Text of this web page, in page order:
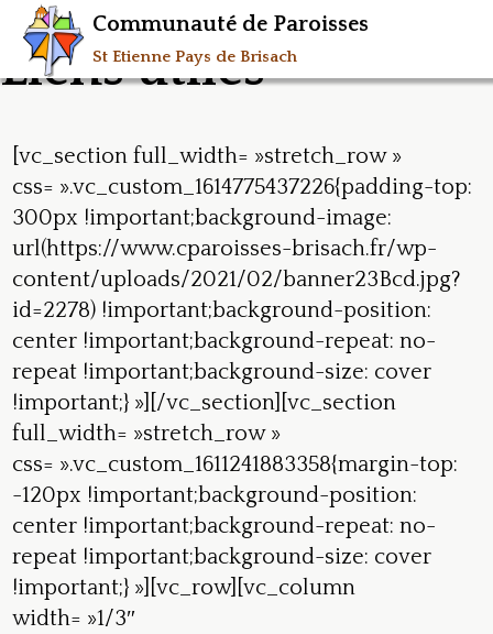
Communauté de Paroisses
St Etienne Pays de Brisach
Liens utiles
[vc_section full_width= »stretch_row »
css= ».vc_custom_1614775437226{padding-top:
300px !important;background-image:
url(https://www.cparoisses-brisach.fr/wp-
content/uploads/2021/02/banner23Bcd.jpg?
id=2278) !important;background-position:
center !important;background-repeat: no-
repeat !important;background-size: cover
!important;} »][/vc_section][vc_section
full_width= »stretch_row »
css= ».vc_custom_1611241883358{margin-top:
-120px !important;background-position:
center !important;background-repeat: no-
repeat !important;background-size: cover
!important;} »][vc_row][vc_column
width= »1/3″